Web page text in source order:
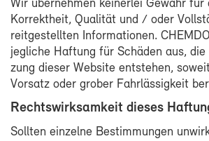
Wir über­neh­men kei­ner­lei Ge­währ
Kor­rekt­heit, Qua­li­tät und / oder
reit­ge­stell­ten In­for­ma­tio­nen.
jeg­li­che Haf­tung für Schä­den aus,
zung die­ser Web­site ent­ste­hen,
Vor­satz oder gro­ber Fahr­läs­sig­keit
Rechts­wirk­sam­keit die­ses
Soll­ten ein­zel­ne Be­stim­mun­gen